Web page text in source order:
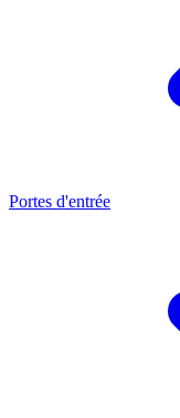
Portes d'entrée